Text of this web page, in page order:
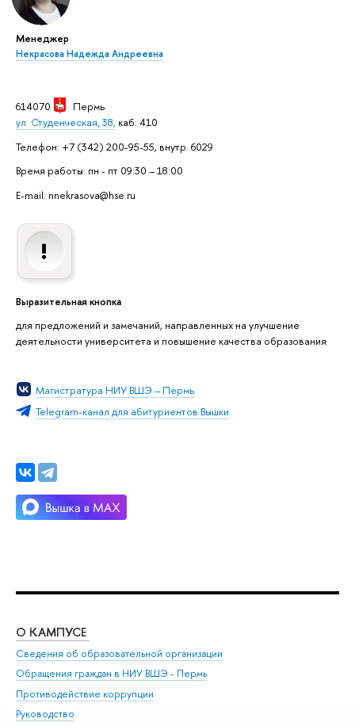
Менеджер
Некрасова Надежда Андреевна
614070
Пермь
ул. Студенческая, 38, каб. 410
Телефон: +7 (342) 200-95-55, внутр. 6029
Время работы: пн - пт 09:30 – 18:00
E-mail: nnekrasova@hse.ru
Выразительная кнопка
для предложений и замечаний, направленных на улучшение
деятельности университета и повышение качества образования
Магистратура НИУ ВШЭ – Пермь
Telegram-канал для абитуриентов Вышки
О КАМПУСЕ
Сведения об образовательной организации
Обращения граждан в НИУ ВШЭ - Пермь
Противодействие коррупции
Руководство